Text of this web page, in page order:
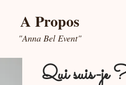
A Propos
"Anna Bel Event"
Qui suis-je